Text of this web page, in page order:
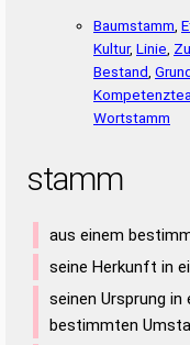
Baumstamm
Kultur, Linie
Bestand
Wortstamm
stamm
aus einem
seine Herkunft in
seinen Ursprung
bestimmten